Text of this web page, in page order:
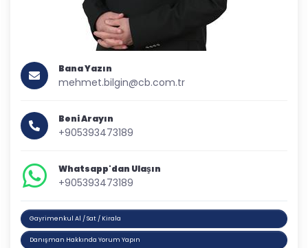
Bana Yazın
mehmet.bilgin@cb.com.tr
Beni Arayın
+905393473189
Whatsapp'dan Ulaşın
+905393473189
Gayrimenkul Al / Sat / Kirala
Danışman Hakkında Yorum Yapın